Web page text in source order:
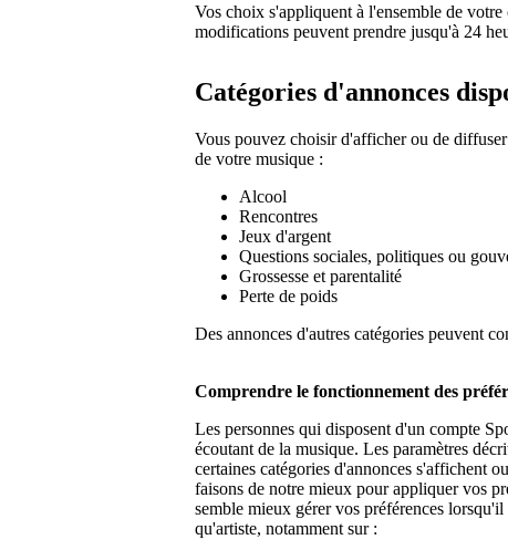
Vos choix s'appliquent à l'ensemble de
modifications peuvent prendre jusqu'à 24
Catégories d'annonces
Vous pouvez choisir d'afficher ou de
de votre musique :
Alcool
Rencontres
Jeux d'argent
Questions sociales, politiques ou
Grossesse et parentalité
Perte de poids
Des annonces d'autres catégories peuvent
Comprendre le fonctionnement des
Les personnes qui disposent d'un compte
écoutant de la musique. Les paramètres
certaines catégories d'annonces s'affichent
faisons de notre mieux pour appliquer vos
semble mieux gérer vos préférences
qu'artiste, notamment sur :